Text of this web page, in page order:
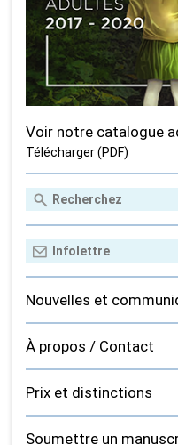
Voir notre catalogue
Télécharger (PDF)
Nouvelles et
À propos / Contact
Prix et distinctions
Soumettre un